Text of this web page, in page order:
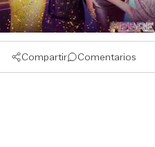
Compartir Comentarios